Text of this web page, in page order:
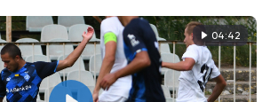
04:42